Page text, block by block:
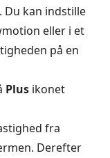
kan indstille
eller i et
på en
Plus ikonet
fra
Derefter